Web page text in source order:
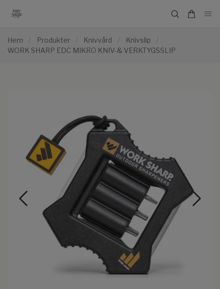
Hem / Produkter / Knivvård / Knivslip
/
WORK SHARP EDC MIKRO KNIV-& VERKTYGSSLIP